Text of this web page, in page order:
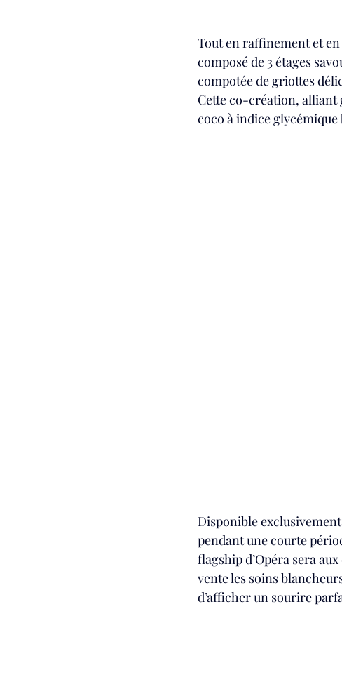
Tout en raffinement et
composé de 3 étages
compotée de griottes
Cette co-création, alliant
coco à indice glycémique
Disponible
pendant une courte
flagship d’Opéra sera
vente les soins
d’afficher un sourire